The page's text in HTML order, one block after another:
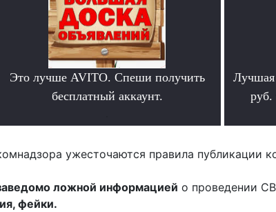
Это лучше AVITO. Спеши получить
бесплатный аккаунт.
Лучшая
руб.
ужесточаются правила публикации
ложной информацией о проведении
фейки.